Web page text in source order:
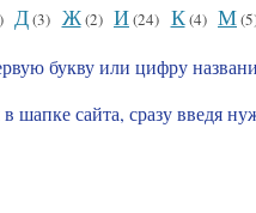
Д(3) Ж(2) И(24) К(4) М
букву или цифру
шапке сайта, сразу введя